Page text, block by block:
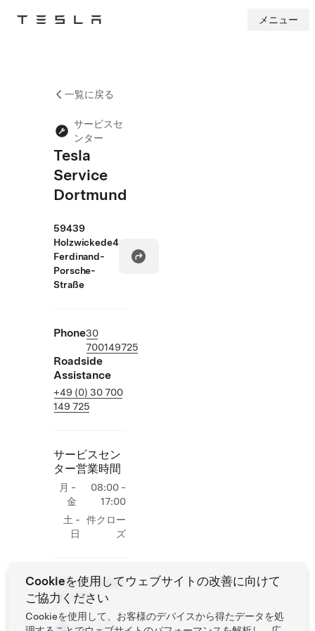
Tesla メニュー
一覧に戻る
サービスセ
ンター
Tesla
Service
Dortmund
59439
Holzwickede4
Ferdinand-
Porsche-
Straße
Phone30
700149725
Roadside
Assistance
+49 (0) 30 700
149 725
サービスセン
ター営業時間
月 -
金
08:00 -
17:00
土 -
日
件クロー
ズ
現場でのTesla作
業の追加
セルフ試
Cookieを使用してウェブサイトの改善に向けて
ご協力ください
Cookieを使用して、お客様のデバイスから得たデータを処